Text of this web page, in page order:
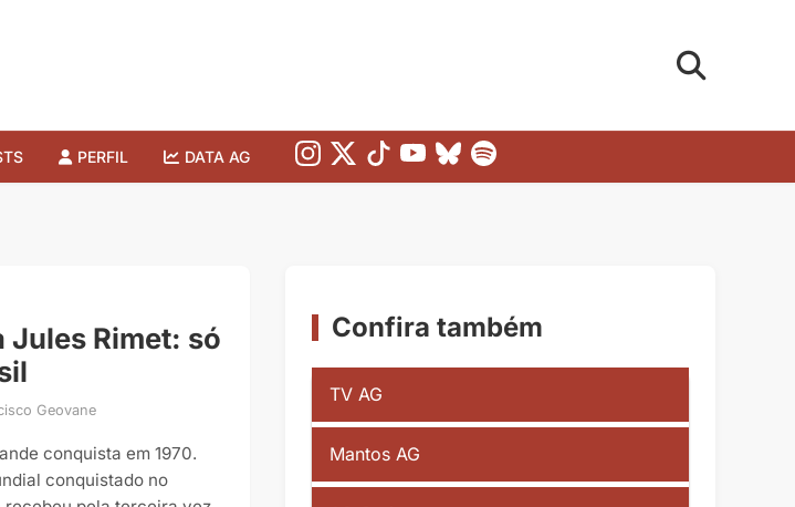
PERFIL DATA AG
Jules Rimet: só
Geovane
conquista em 1970.
conquistado no
Confira também
TV AG
Mantos AG